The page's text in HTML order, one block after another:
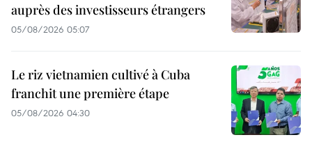
auprès des investisseurs étrangers
05/08/2026 05:07
Le riz vietnamien cultivé à Cuba
franchit une première étape
05/08/2026 04:30